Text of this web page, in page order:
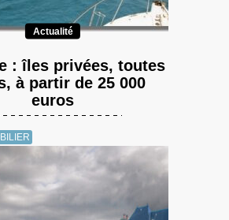
Actualité
: îles privées, toutes
à partir de 25 000
euros